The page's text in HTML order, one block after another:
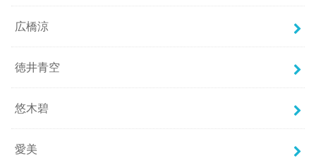
広橋涼
徳井青空
悠木碧
愛美